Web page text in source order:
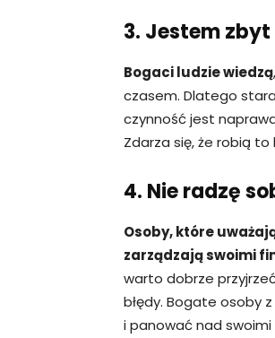
3. Jestem
Bogaci ludzie wiedzą
czasem. Dlatego
czynność jest
Zdarza się, że robią
4. Nie radzę
Osoby, które
zarządzają swoimi
warto dobrze
błędy. Bogate osoby
i panować nad swoimi